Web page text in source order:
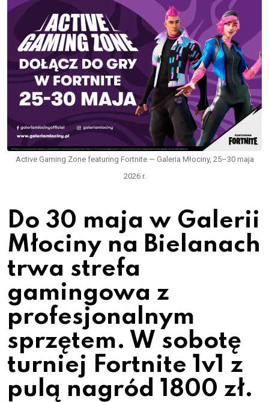
Active Gaming Zone featuring Fortnite — Galeria Młociny, 25–30 maja
2026 r.
Do 30 maja w Galerii
Młociny na Bielanach
trwa strefa
gamingowa z
profesjonalnym
sprzętem. W sobotę
turniej Fortnite 1v1 z
pulą nagród 1800 zł.